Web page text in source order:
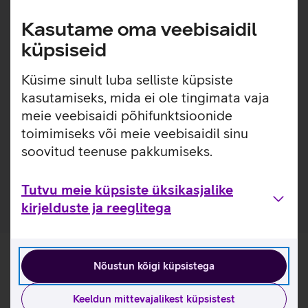
Kasutame oma veebisaidil
küpsiseid
Küsime sinult luba selliste küpsiste
kasutamiseks, mida ei ole tingimata vaja
meie veebisaidi põhifunktsioonide
toimimiseks või meie veebisaidil sinu
soovitud teenuse pakkumiseks.
Tutvu meie küpsiste üksikasjalike
kirjelduste ja reeglitega
Nõustun kõigi küpsistega
Keeldun mittevajalikest küpsistest
välimust. Karastatud klaas toimib turvapadjana, kaitstes
telefoni löökide eest ja pakkudes kõrgetasemelist kaitset
kriimustuste vastu, ilma et see kahjustaks seadme
spetsiaalse kihiga, mis vähendab sõrmejälgede tekkimist
klaasile.
Pakendis on kaasas raam, mis teeb koduse kaitseklaasi
paigalduse mugavamaks. Paigaldusraam on valmistatud
100% taaskasutatud plastikust.